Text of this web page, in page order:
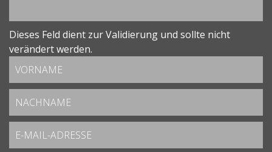
Dieses Feld dient zur Validierung und sollte nicht
verändert werden.